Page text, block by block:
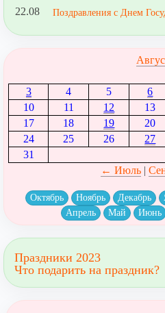
22.08 Поздравления с Днем
3
4 5 6
10
11 12 13
17
18 19 20
24
25 26 27
31
← Июль|
Октябрь Ноябрь Декабрь
Апрель
Май Июнь
Праздники 2023
Что подарить на праздник?